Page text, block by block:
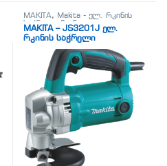
MAKITA, Makita - ელ. რკინის
საჭრელი მაკრატელი
მეტალის საჭრელი მაკრატლები
MAKITA – JS3201J ელ.
რკინის საჭრელი
მაკრატელი